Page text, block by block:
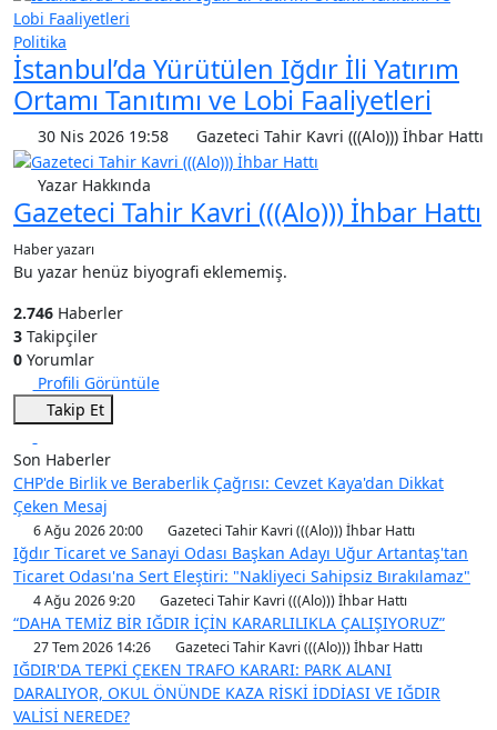
Politika
İstanbul’da Yürütülen Iğdır İli Yatırım
Ortamı Tanıtımı ve Lobi Faaliyetleri
30 Nis 2026 19:58 Gazeteci Tahir Kavri (((Alo))) İhbar Hattı
Yazar Hakkında
Gazeteci Tahir Kavri (((Alo))) İhbar Hattı
Haber yazarı
Bu yazar henüz biyografi eklememiş.
2.746 Haberler
3 Takipçiler
0 Yorumlar
Profili Görüntüle
Takip Et
Son Haberler
CHP'de Birlik ve Beraberlik Çağrısı: Cevzet Kaya'dan Dikkat
Çeken Mesaj
6 Ağu 2026 20:00 Gazeteci Tahir Kavri (((Alo))) İhbar Hattı
Iğdır Ticaret ve Sanayi Odası Başkan Adayı Uğur Artantaş'tan
Ticaret Odası'na Sert Eleştiri: "Nakliyeci Sahipsiz Bırakılamaz"
4 Ağu 2026 9:20 Gazeteci Tahir Kavri (((Alo))) İhbar Hattı
“DAHA TEMİZ BİR IĞDIR İÇİN KARARLILIKLA ÇALIŞIYORUZ”
27 Tem 2026 14:26 Gazeteci Tahir Kavri (((Alo))) İhbar Hattı
IĞDIR'DA TEPKİ ÇEKEN TRAFO KARARI: PARK ALANI
DARALIYOR, OKUL ÖNÜNDE KAZA RİSKİ İDDİASI VE IĞDIR
VALİSİ NEREDE?